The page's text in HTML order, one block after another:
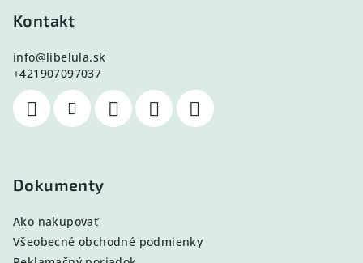
Kontakt
info@libelula.sk
+421907097037
Dokumenty
Ako nakupovať
Všeobecné obchodné podmienky